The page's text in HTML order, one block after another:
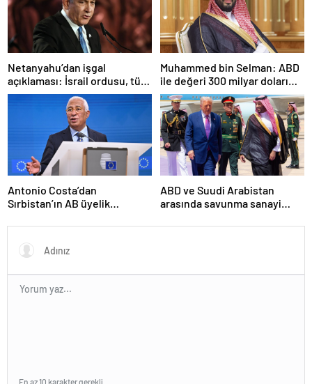
Netanyahu’dan işgal
açıklaması: İsrail ordusu, tüm
gücüyle Gazze’ye girecek
Muhammed bin Selman: ABD
ile değeri 300 milyar doları
aşan anlaşmalar imzaladık
Antonio Costa’dan
Sırbistan’ın AB üyelik
ABD ve Suudi Arabistan
arasında savunma sanayi
En az 10 karakter gerekli